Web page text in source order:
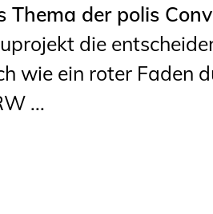
Thema der polis
die
wie ein roter Faden
...